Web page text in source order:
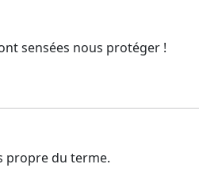
sensées nous protéger !
propre du terme.